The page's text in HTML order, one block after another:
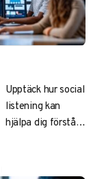
Upptäck hur social
listening kan
hjälpa dig förstå